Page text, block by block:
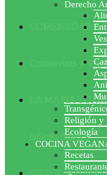
COMENZÓ EL
Coronavirus y
LA MAFIA
biólogo francés
Derecho
Religión y
Ecología
COCINA
Recetas